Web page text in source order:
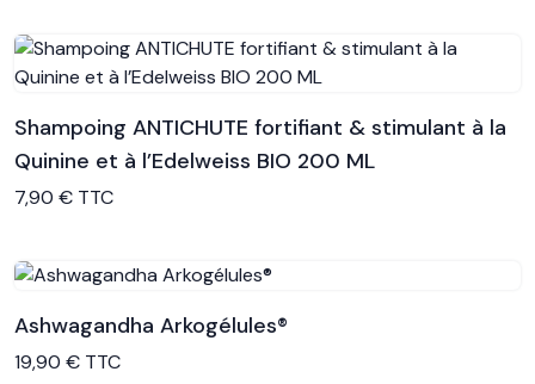
Voir le produit
Shampoing ANTICHUTE fortifiant & stimulant à la
Quinine et à l’Edelweiss BIO 200 ML
7,90 € TTC
Voir le produit
Ashwagandha Arkogélules®
19,90 € TTC